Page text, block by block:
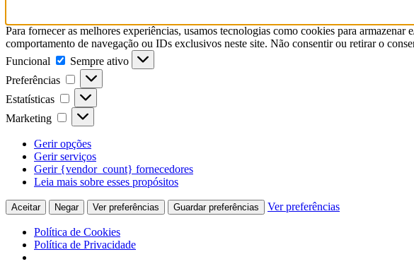
Para fornecer as melhores experiências, usamos tecnologias como cookies para
comportamento de navegação ou IDs exclusivos neste site. Não consentir ou retirar o
Funcional
Sempre ativo
Preferências
Estatísticas
Marketing
Gerir opções
Gerir serviços
Gerir {vendor_count} fornecedores
Leia mais sobre esses propósitos
Aceitar Negar Ver preferências Guardar preferências Ver preferências
Política de Cookies
Política de Privacidade